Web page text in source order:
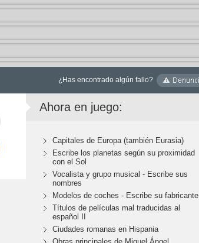
¿Has encontrado algún fallo?
Ahora en juego:
Capitales de Europa (también Eurasia)
Escribe los planetas según su proximidad
con el Sol
Vocalista y grupo musical - Escribe sus
nombres
Modelos de coches - Escribe su fabricante
Títulos de películas mal traducidas al
español II
Ciudades romanas en Hispania